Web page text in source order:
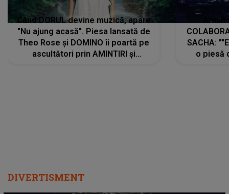
Când DORUL devine muzică, apare
"Nu ajung acasă". Piesa lansată de
Theo Rose și DOMINO îi poartă pe
ascultători prin AMINTIRI și
SACHA:
o piesă
DIVERTISMENT